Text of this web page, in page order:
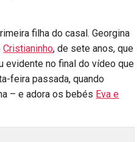
filha do casal. Georgina
Cristianinho, de sete anos, que
evidente no final do vídeo que
feira passada, quando
– e adora os bebés Eva e